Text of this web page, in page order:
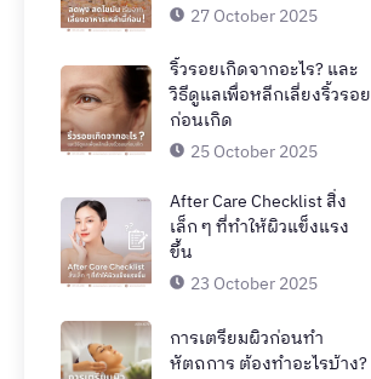
27 October 2025
ริ้วรอยเกิดจากอะไร? และ
วิธีดูแลเพื่อหลีกเลี่ยงริ้วรอย
ก่อนเกิด
25 October 2025
After Care Checklist สิ่ง
เล็ก ๆ ที่ทำให้ผิวแข็งแรง
ขึ้น
23 October 2025
การเตรียมผิวก่อนทำ
หัตถการ ต้องทำอะไรบ้าง?